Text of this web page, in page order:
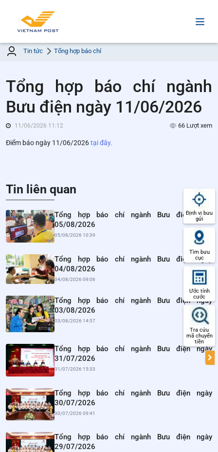
Tin tức Tổng hợp báo chí
Tổng hợp báo chí ngành
Bưu điện ngày 11/06/2026
11/06/2026 11:12 66 Lượt xem
Điểm báo ngày 11/06/2026tại đây.
Tin liên quan
Tổng hợp báo chí ngành Bưu điện ngày
05/08/2026
05/08/2026 10:39
Tổng hợp báo chí ngành Bưu điện ngày
04/08/2026
04/08/2026 09:06
Tổng hợp báo chí ngành Bưu điện ngày
03/08/2026
03/08/2026 14:57
Tổng hợp báo chí ngành Bưu điện ngày
31/07/2026
31/07/2026 15:33
Tổng hợp báo chí ngành Bưu điện ngày
30/07/2026
30/07/2026 09:41
Tổng hợp báo chí ngành Bưu điện ngày
29/07/2026
Định vị bưu
gửi
Tìm bưu
cục
Ước tính
cước
Tra cứu
mã chuyển
tiền